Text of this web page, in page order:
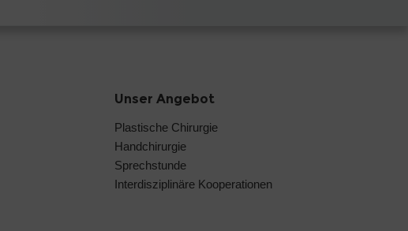
Unser Angebot
Plastische Chirurgie
Handchirurgie
Sprechstunde
Interdisziplinäre Kooperationen